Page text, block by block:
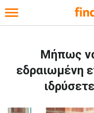
Toggle navigation
Μήπως
εδραιωμένη